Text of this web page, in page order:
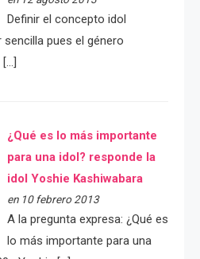
Definir el concepto idol
pues el género
¿Qué es lo más importante
para una idol? responde la
idol Yoshie Kashiwabara
en 10 febrero 2013
A la pregunta expresa: ¿Qué es
lo más importante para una